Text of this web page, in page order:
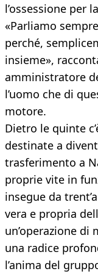
l’ossessione per
«Parliamo
perché,
insieme»,
amministratore
l’uomo che di
motore.
Dietro le quinte
destinate a
trasferimento a
proprie vite in
insegue da
vera e propria
un’operazione di
una radice
l’anima del